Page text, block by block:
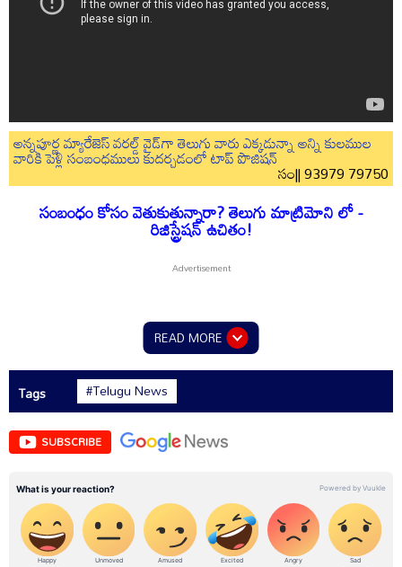
అన్నపూర్ణ మ్యారేజెస్ వరల్డ్ వైడ్‌గా తెలుగు వారు ఎక్కడున్నా అన్ని కులముల
వారికి పెళ్లి సంబంధములు కుదర్చడంలో టాప్ పొజిషన్
సం|| 93979 79750
సంబంధం కోసం వెతుకుతున్నారా? తెలుగు మాట్రిమోని లో -
రిజిస్ట్రేషన్ ఉచితం!
READ MORE
Tags #Telugu News
SUBSCRIBE